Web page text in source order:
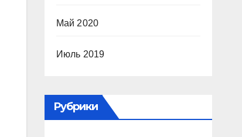
Май 2020
Июль 2019
Рубрики